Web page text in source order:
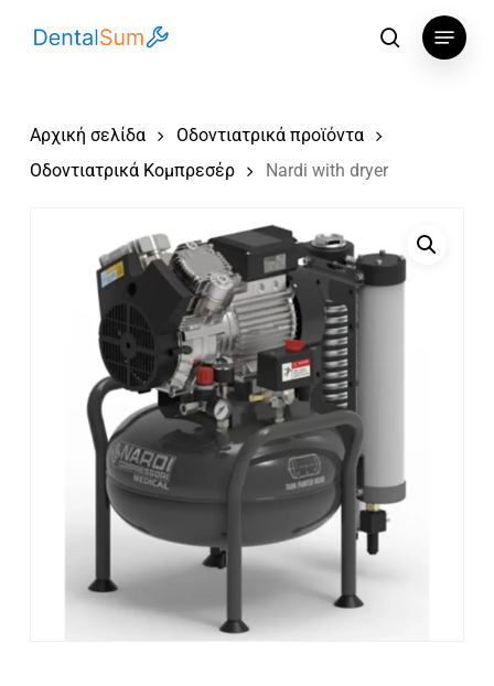
αναζήτηση
Menu
Αρχική σελίδα
Οδοντιατρικά προϊόντα
Οδοντιατρικά Κομπρεσέρ
Nardi with dryer